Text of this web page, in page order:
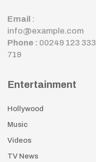
Email :
info@example.com
Phone : 00249 123 333
719
Entertainment
Hollywood
Music
Videos
TV News